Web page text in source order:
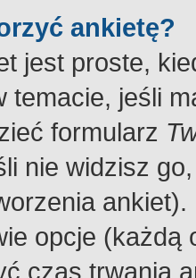
ankietę?
jest proste,
temacie, jeśli
formularz
nie widzisz
opcje
czas trwania